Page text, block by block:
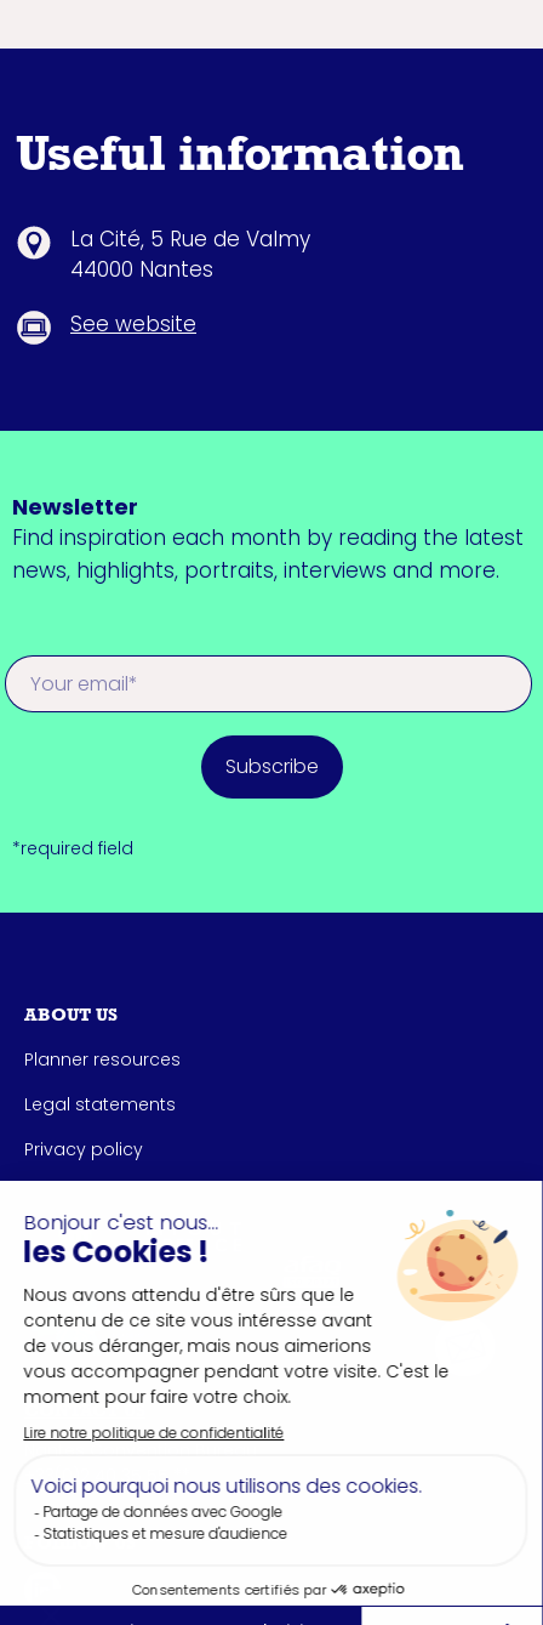
Useful information
La Cité, 5 Rue de Valmy
44000 Nantes
See website
Newsletter
Find inspiration each month by reading the latest
news, highlights, portraits, interviews and more.
Subscribe
*required field
ABOUT US
Planner resources
Legal statements
Privacy policy
CONTACT US
Nantes Convention Bureau
+33(0)2 40 35 55 **
FOLLOW US